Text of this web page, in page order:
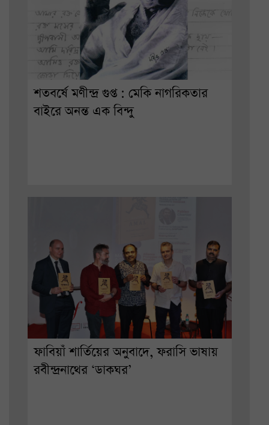
শতবর্ষে মণীন্দ্র গুপ্ত : মেকি নাগরিকতার
বাইরে অনন্ত এক বিন্দু
ফাবিয়াঁ শার্তিয়ের অনুবাদে, ফরাসি ভাষায়
রবীন্দ্রনাথের ‘ডাকঘর’